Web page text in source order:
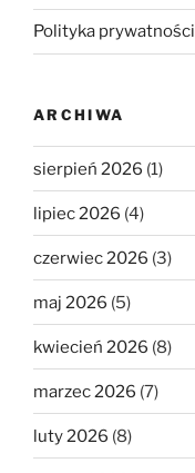
Polityka prywatności
ARCHIWA
sierpień 2026 (1)
lipiec 2026 (4)
czerwiec 2026 (3)
maj 2026 (5)
kwiecień 2026 (8)
marzec 2026 (7)
luty 2026 (8)